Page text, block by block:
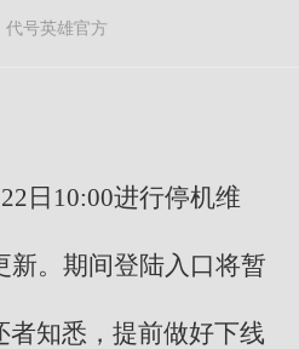
号英雄官方
日10:00进行停机维
新。期间登陆入口将暂
者知悉，提前做好下线